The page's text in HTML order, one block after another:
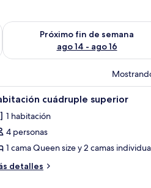
semana ago 7 - ago 9
Próximo fin de semana
ago 14 - ago 16
Consulta la disponibilidad para
televisión y vistas al exterior. Una
2 cuádruple superior
1 habitación
4 personas
1 cama Queen size y 2 camas
detalles